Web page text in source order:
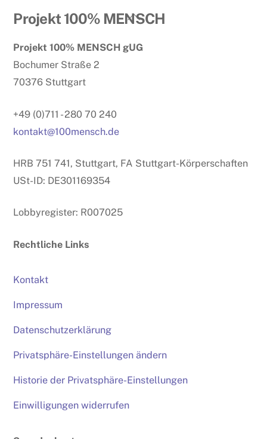
Back
Top
Projekt 100% MENSCH
Projekt 100% MENSCH gUG
Bochumer Straße 2
70376 Stuttgart
+49 (0)711 - 280 70 240
kontakt@100mensch.de
HRB 751 741, Stuttgart, FA Stuttgart-Körperschaften
USt-ID: DE301169354
Lobbyregister: R007025
Rechtliche Links
Kontakt
Impressum
Datenschutzerklärung
Privatsphäre-Einstellungen ändern
Historie der Privatsphäre-Einstellungen
Einwilligungen widerrufen